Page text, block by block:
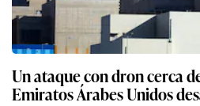
Un ataque con dron cerca
Emiratos Árabes Unidos